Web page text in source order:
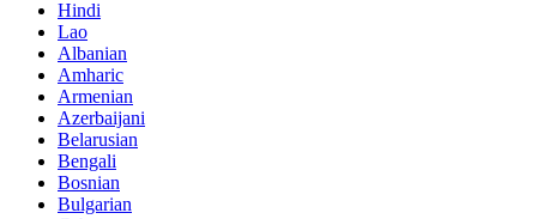
Hindi
Lao
Albanian
Amharic
Armenian
Azerbaijani
Belarusian
Bengali
Bosnian
Bulgarian